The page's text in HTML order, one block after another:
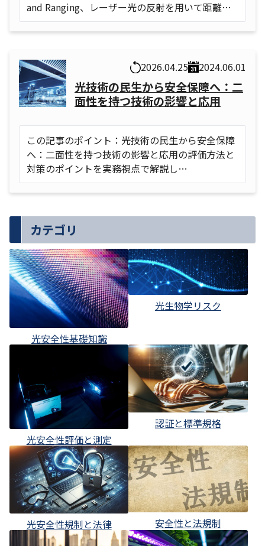
and Ranging、レーザー光の反射を用いて距離…
2026.04.25 2024.06.01
光技術の民生から安全保障へ：二
面性を持つ技術の影響と応用
この記事のポイント：光技術の民生から安全保障
へ：二面性を持つ技術の影響と応用の評価方法と
対策のポイントを実務視点で解説し…
カテゴリ
光安全性基礎知識
光生物学リスク
光安全性評価と測定
認証と標準規格
光安全性規制と法律 安全性と法規制